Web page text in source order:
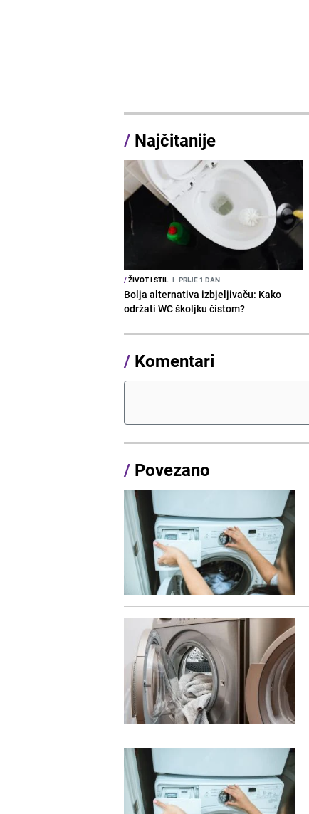
/ Najčitanije
/ŽIVOT I STIL I PRIJE 1 DAN
Bolja alternativa izbjeljivaču: Kako
održati WC školjku čistom?
/ Komentari
/ Povezano